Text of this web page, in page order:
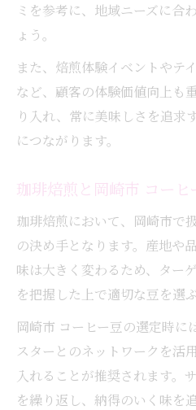
ミを参考に、地域ニーズに合
ょう。
また、焙煎体験イベントやテ
など、顧客の体験価値向上も
り入れ、常に美味しさを追求
につながります。
珈琲焙煎と岡崎市 コーヒ
珈琲焙煎において、岡崎市で
の決め手となります。産地や
味は大きく変わるため、ター
を把握した上で適切な豆を選
岡崎市 コーヒー豆の選定時に
スターとのネットワークを活
入れることが推奨されます。
を繰り返し、納得のいく味を